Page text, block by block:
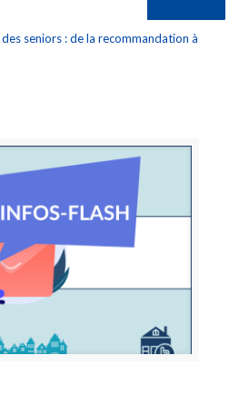
seniors : de la recommandation à